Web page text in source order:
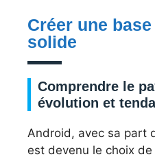
Créer une
solide
Comprendre le
évolution et
Android, avec sa part
est devenu le choix